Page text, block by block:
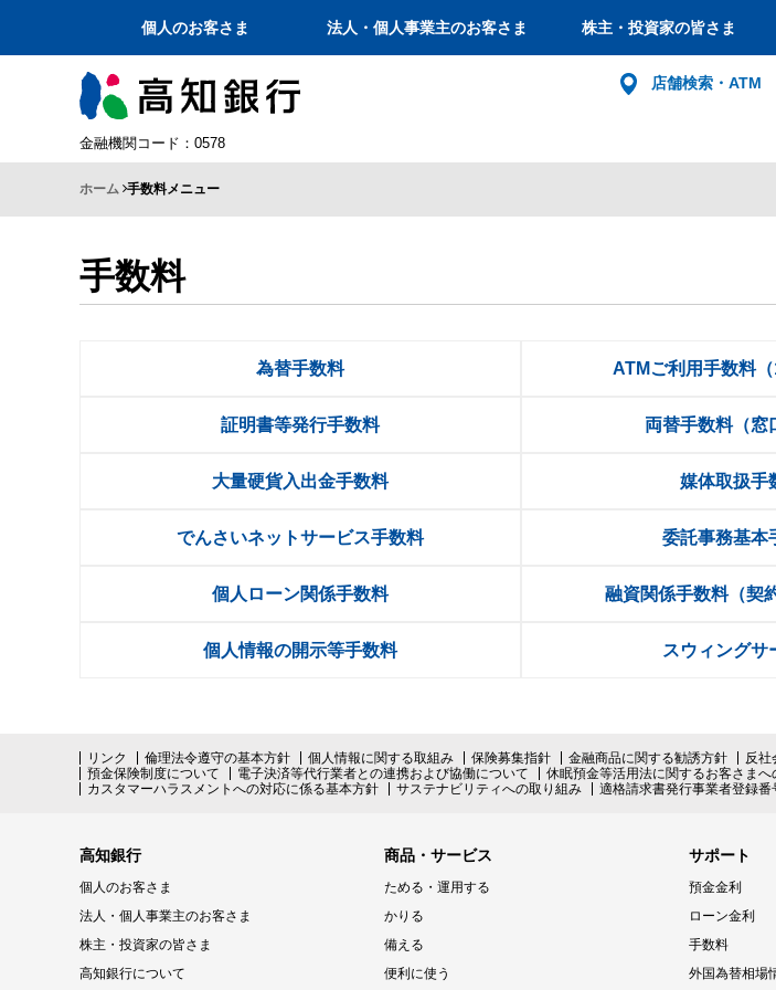
個人のお客さま 法人・個人事業主のお客さま 株主・投資家の皆さま
契約法人電子証明書
外
金融機関コード：0578
店舗検索・ATM
ホーム 手数料メニュー
手数料
為替手数料 ATMご利用手数料（
証明書等発行手数料 両替手数料（窓
大量硬貨入出金手数料 媒体取扱手
でんさいネットサービス手数料 委託事務基本
個人ローン関係手数料 融資関係手数料（契
個人情報の開示等手数料 スウィングサ
リンク 倫理法令遵守の基本方針 個人情報に関する取組み 保険募集指針 金融商品に関する勧誘方針 反社
預金保険制度について
電子決済等代行業者との連携および協働について 休眠預金等活用法に関するお客さまへ
カスタマーハラスメントへの対応に係る基本方針
サステナビリティへの取り組み 適格請求書発行事業者登録番
高知銀行
個人のお客さま
法人・個人事業主のお客さま
株主・投資家の皆さま
高知銀行について
商品・サービス
ためる・運用する
かりる
備える
便利に使う
サポート
預金金利
ローン金利
手数料
外国為替相場